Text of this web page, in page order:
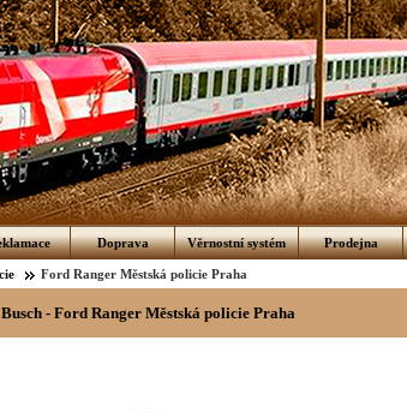
Doprava Věrnostní systém Prodejna
Ford Ranger Městská policie Praha
- Ford Ranger Městská policie Praha